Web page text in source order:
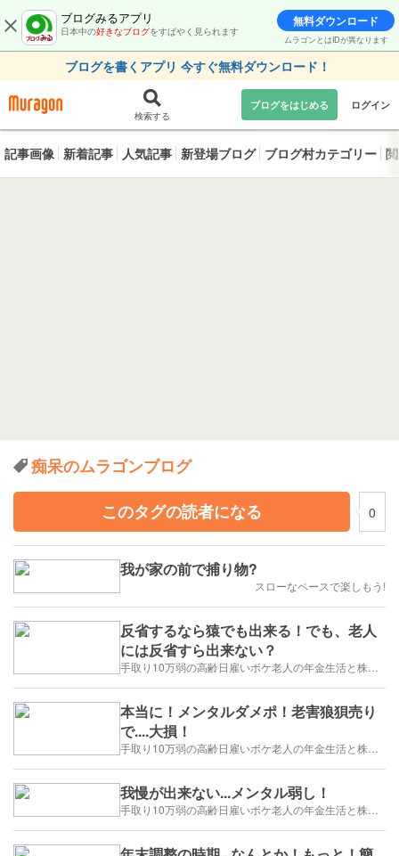
ブログみるアプリ
日本中の好きなブログをすばやく見られます
無料ダウンロード
ムラゴンとはIDが異なります
ブログを書くアプリ 今すぐ無料ダウンロード！
検索する
ブログをはじめる ログイン
記事画像 新着記事 人気記事 新登場ブログ ブログ村カテゴリー
痴呆のムラゴンブログ
このタグの読者になる
0
我が家の前で捕り物?
スローなペースで楽しもう!
反省するなら猿でも出来る！でも、老人
には反省すら出来ない？
本当に！メンタルダメポ！老害狼狽売り
で....大損！
我慢が出来ない...メンタル弱し！